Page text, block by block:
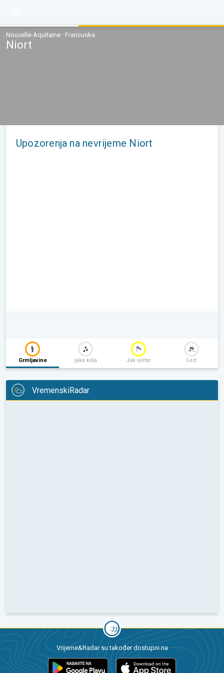
Nouvelle-Aquitaine · Francuska
Niort
Upozorenja na nevrijeme Niort
Grmljavine jaka kiša Jak vjetar Led
VremenskiRadar
Vrijeme&Radar su također dostupni na